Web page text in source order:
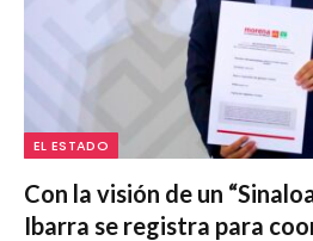
EL ESTADO
Con la visión de un
Ibarra se registra para